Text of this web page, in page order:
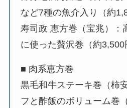
など7種の魚介入り（約
寿司政 恵方巻（宝兆）：
に使った贅沢巻（約3,500
■ 肉系恵方巻
黒毛和牛ステーキ巻（柿
フと酢飯のボリューム巻